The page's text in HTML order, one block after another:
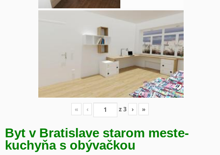
« ‹ z3 › »
Byt v Bratislave starom meste-
kuchyňa s obývačkou